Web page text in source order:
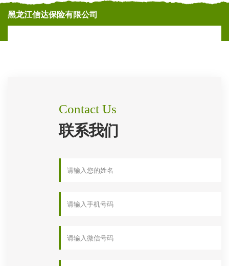
黑龙江信达保险有限公司
Contact Us
联系我们